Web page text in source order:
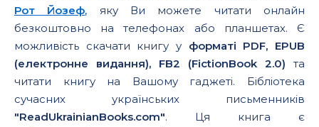
Рот Йозеф, яку Ви можете читати онлайн
безкоштовно на телефонах або планшетах. Є
можливість скачати книгу у форматі PDF, EPUB
(електронне видання), FB2 (FictionBook 2.0) та
читати книгу на Вашому гаджеті. Бібліотека
сучасних українських письменників
"ReadUkrainianBooks.com". Ця книга є